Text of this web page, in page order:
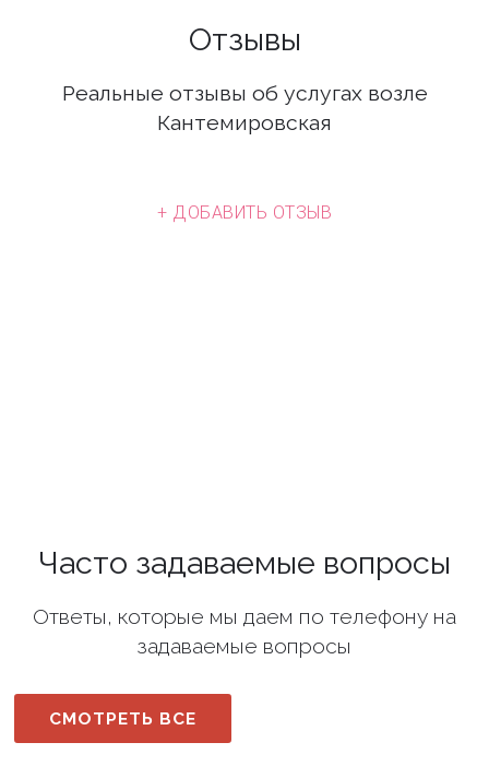
Отзывы
Реальные отзывы об услугах возле
Кантемировская
+ ДОБАВИТЬ ОТЗЫВ
Часто задаваемые вопросы
Ответы, которые мы даем по телефону на
задаваемые вопросы
СМОТРЕТЬ ВСЕ